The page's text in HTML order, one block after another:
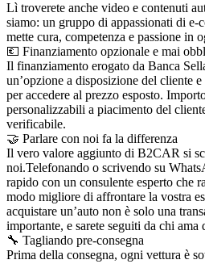
Lì troverete anche video e contenuti
siamo: un gruppo di appassionati di e-
mette cura, competenza e passione in
💶 Finanziamento opzionale e mai
Il finanziamento erogato da Banca
un’opzione a disposizione del cliente
per accedere al prezzo esposto.
personalizzabili a piacimento del
verificabile.
🤝 Parlare con noi fa la differenza
Il vero valore aggiunto di B2CAR si
noi.Telefonando o scrivendo su
rapido con un consulente esperto che
modo migliore di affrontare la vostra
acquistare un’auto non è solo una
importante, e sarete seguiti da chi ama
🔧 Tagliando pre-consegna
Prima della consegna, ogni vettura è